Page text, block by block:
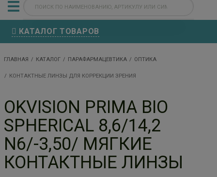
КАТАЛОГ ТОВАРОВ
ГЛАВНАЯ КАТАЛОГ ПАРАФАРМАЦЕВТИКА ОПТИКА
КОНТАКТНЫЕ ЛИНЗЫ ДЛЯ КОРРЕКЦИИ ЗРЕНИЯ
OKVISION PRIMA BIO
SPHERICAL 8,6/14,2
N6/-3,50/ МЯГКИЕ
КОНТАКТНЫЕ ЛИНЗЫ